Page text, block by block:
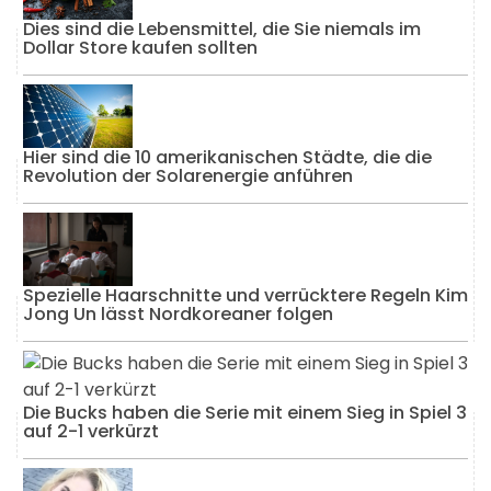
Dies sind die Lebensmittel, die Sie niemals im
Dollar Store kaufen sollten
Hier sind die 10 amerikanischen Städte, die die
Revolution der Solarenergie anführen
Spezielle Haarschnitte und verrücktere Regeln Kim
Jong Un lässt Nordkoreaner folgen
Die Bucks haben die Serie mit einem Sieg in Spiel 3
auf 2-1 verkürzt